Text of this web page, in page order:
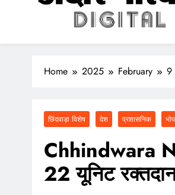
अक्षर भास्कर
डिजिटल
Home 2025 February 9
छिंदवाड़ा विशेष देश प्रशासनिक
Chhindwara
22 यूनिट